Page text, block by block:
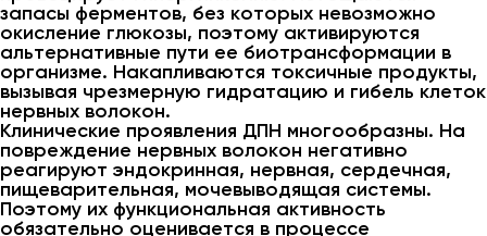
запасы ферментов, без которых невозможно
окисление глюкозы, поэтому активируются
альтернативные пути ее биотрансформации в
организме. Накапливаются токсичные продукты,
вызывая чрезмерную гидратацию и гибель клеток
нервных волокон.
Клинические проявления ДПН многообразны. На
повреждение нервных волокон негативно
реагируют эндокринная, нервная, сердечная,
пищеварительная, мочевыводящая системы.
Поэтому их функциональная активность
обязательно оценивается в процессе